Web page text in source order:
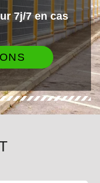
7j/7 en cas